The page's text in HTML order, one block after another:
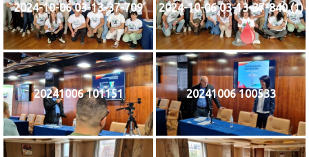
2024-10-06 03-13-37-709 2024-10-06 03-13-37-840 (1)
20241006 101151 20241006 100533